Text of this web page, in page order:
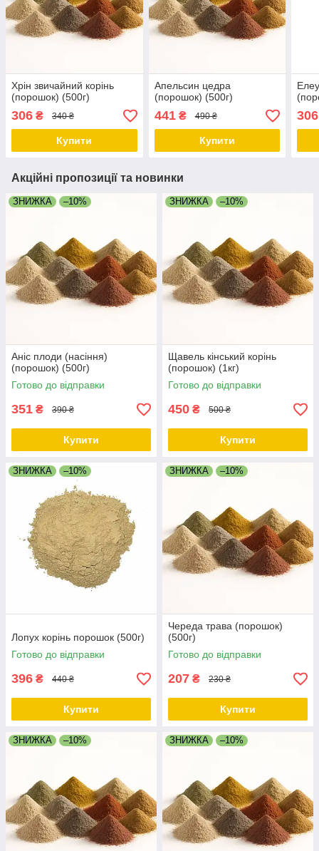
Хрін звичайний корінь
(порошок) (500г)
306 ₴ 340 ₴
Купити
Апельсин цедра
(порошок) (500г)
441₴ 490 ₴
Купити
306
Акційні пропозиції та новинки
ЗНИЖКА –10%
Аніс плоди (насіння)
(порошок) (500г)
Готово до відправки
351 ₴ 390 ₴
Купити
ЗНИЖКА –10%
Щавель кінський корінь
(порошок) (1кг)
Готово до відправки
450 ₴ 500 ₴
Купити
ЗНИЖКА –10%
Лопух корінь порошок (500г)
Готово до відправки
396 ₴ 440 ₴
Купити
ЗНИЖКА –10%
Череда трава (порошок)
(500г)
Готово до відправки
207 ₴ 230 ₴
Купити
ЗНИЖКА –10% ЗНИЖКА –10%